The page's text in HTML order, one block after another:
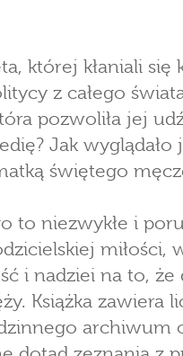
której kłaniali się
z całego
pozwoliła jej
Jak wyglądało
świętego
to niezwykłe i
miłości,
i nadziei na to, że
Książka zawiera
archiwum